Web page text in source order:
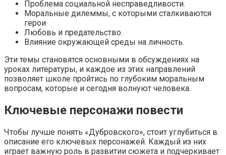
Проблема социальной несправедливости.
Моральные дилеммы, с которыми сталкиваются
герои.
Любовь и предательство.
Влияние окружающей среды на личность.
Эти темы становятся основными в обсуждениях на
уроках литературы, и каждое из этих направлений
позволяет школе пройтись по глубоким моральным
вопросам, которые и сегодня волнуют человека.
Ключевые персонажи повести
Чтобы лучше понять «Дубровского», стоит углубиться в
описание его ключевых персонажей. Каждый из них
играет важную роль в развитии сюжета и подчеркивает